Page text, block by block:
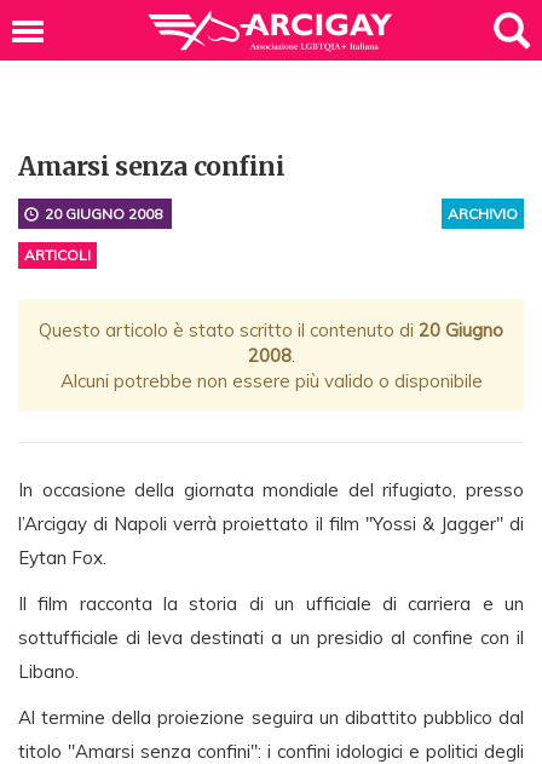
Amarsi senza confini
ARCHIVIO
20 GIUGNO 2008
ARTICOLI
Questo articolo è stato scritto il contenuto di 20 Giugno
2008.
Alcuni potrebbe non essere più valido o disponibile
In occasione della giornata mondiale del rifugiato, presso
l’Arcigay di Napoli verrà proiettato il film "Yossi & Jagger" di
Eytan Fox.
Il film racconta la storia di un ufficiale di carriera e un
sottufficiale di leva destinati a un presidio al confine con il
Libano.
Al termine della proiezione seguira un dibattito pubblico dal
titolo "Amarsi senza confini": i confini idologici e politici degli